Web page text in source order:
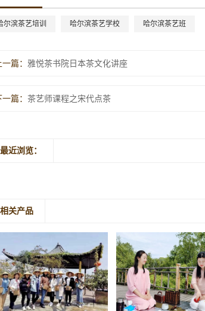
尔滨茶艺培训 哈尔滨茶艺学校 哈尔滨茶艺班
篇： 雅悦茶书院日本茶文化讲座
篇： 茶艺师课程之宋代点茶
最近浏览：
相关产品